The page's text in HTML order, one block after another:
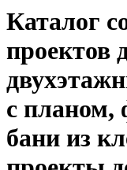
Каталог
проектов
с планом,
бани из